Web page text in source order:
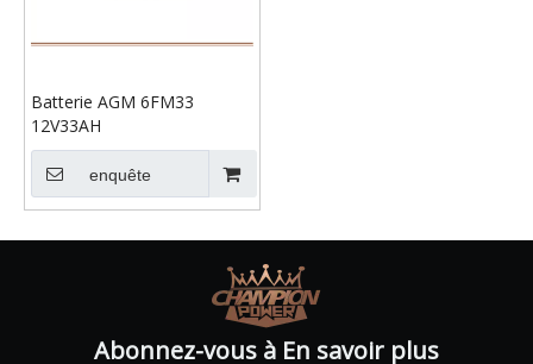
Batterie AGM 6FM33
12V33AH
enquête
Abonnez-vous à En savoir plus